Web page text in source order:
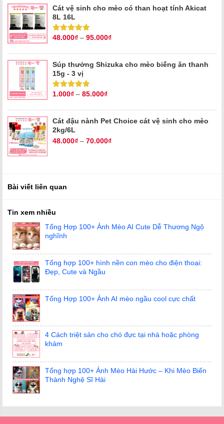
Cát vệ sinh cho mèo có than hoạt tính Akicat
8L 16L
Được xếp
48.000₫ – 95.000₫
Súp thưởng Shizuka cho mèo biếng ăn thanh
15g - 3 vị
Được xếp
1.000₫ – 85.000₫
Cát đậu nành Pet Choice cát vệ sinh cho mèo
2kg/6L
48.000₫ – 70.000₫
Bài viết liên quan
Tin xem nhiều
Tổng Hợp 100+ Ảnh Mèo AI Cute Dễ Thương Ngộ
nghĩnh
Tổng hợp 100+ hình nền con mèo cho điện thoại:
Đẹp, Cute và Ngầu
Tổng Hợp 100+ Ảnh AI mèo ngầu cool cực chất
4 Cách triệt sản cho chó đực tại nhà hoặc phòng
khám
Tổng hợp 100+ Ảnh Mèo Hài Hước – Khi Mèo Biến
Thành Nghệ Sĩ Hài